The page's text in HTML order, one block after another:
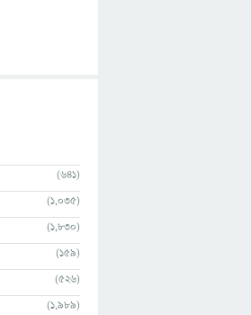
(641)
(1,035)
(1,830)
(159)
(526)
(1,989)